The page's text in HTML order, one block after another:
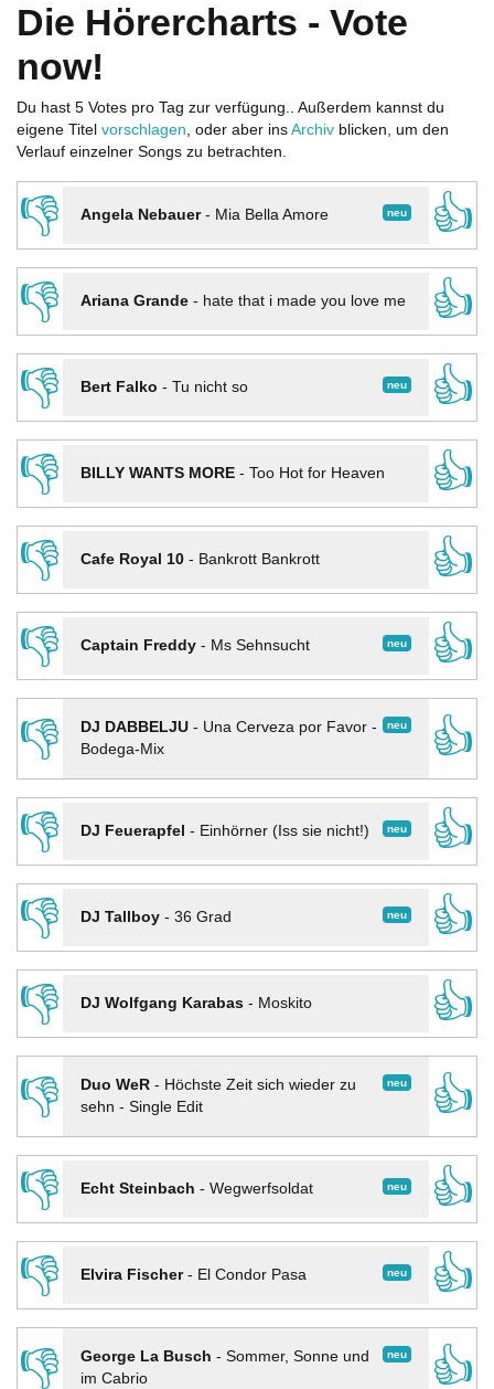
Die Hörercharts - Vote
now!
Du hast 5 Votes pro Tag zur verfügung.. Außerdem kannst du
eigene Titel vorschlagen, oder aber ins Archiv blicken, um den
Verlauf einzelner Songs zu betrachten.
👎 neu
Angela Nebauer- Mia Bella Amore
👍
👎
Ariana Grande- hate that i made you love me
👍
👎
neu
Bert Falko - Tu nicht so
👍
👎
BILLY WANTS MORE- Too Hot for Heaven
👍
👎
Cafe Royal 10- Bankrott Bankrott
👍
👎
neu
Captain Freddy- Ms Sehnsucht
👍
👎
neu
DJ DABBELJU- Una Cerveza por Favor -
Bodega-Mix
👍
👎
neu
DJ Feuerapfel - Einhörner (Iss sie nicht!)
👍
👎
neu
DJ Tallboy- 36 Grad
👍
👎
DJ Wolfgang Karabas- Moskito
👍
👎
neu
Duo WeR- Höchste Zeit sich wieder zu
sehn - Single Edit
👍
👎
neu
Echt Steinbach - Wegwerfsoldat
👍
👎
neu
Elvira Fischer- El Condor Pasa
👍
👎
neu
George La Busch - Sommer, Sonne und
im Cabrio
👍